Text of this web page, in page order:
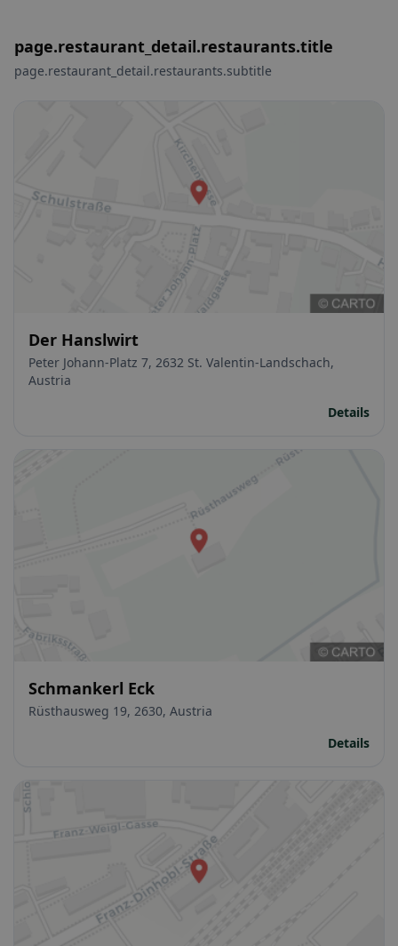
page.restaurant_detail.restaurants.title
page.restaurant_detail.restaurants.subtitle
Der Hanslwirt
Peter Johann-Platz 7, 2632 St. Valentin-Landschach,
Austria
Details
Schmankerl Eck
Rüsthausweg 19, 2630, Austria
Details